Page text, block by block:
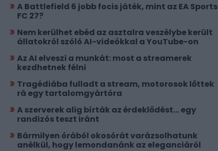
A Battlefield 6 jobb focis játék, mint az EA Sports
FC 27?
Nem kerülhet ebéd az asztalra veszélybe került
állatokról szóló AI-videókkal a YouTube-on
Az AI elveszi a munkát: most a streamerek
kezdhetnek félni
Tragédiába fulladt a stream, motorosok lőttek
rá egy tartalomgyártóra
A szerverek alig bírták az érdeklődést... egy
randizós teszt iránt
Bármilyen órából okosórát varázsolhatunk
anélkül, hogy lemondanánk az eleganciáról